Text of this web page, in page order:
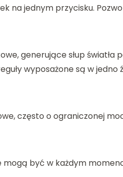
na jednym przycisku.
generujące słup
wyposażone są w jedno
często o ograniczonej
być w każdym